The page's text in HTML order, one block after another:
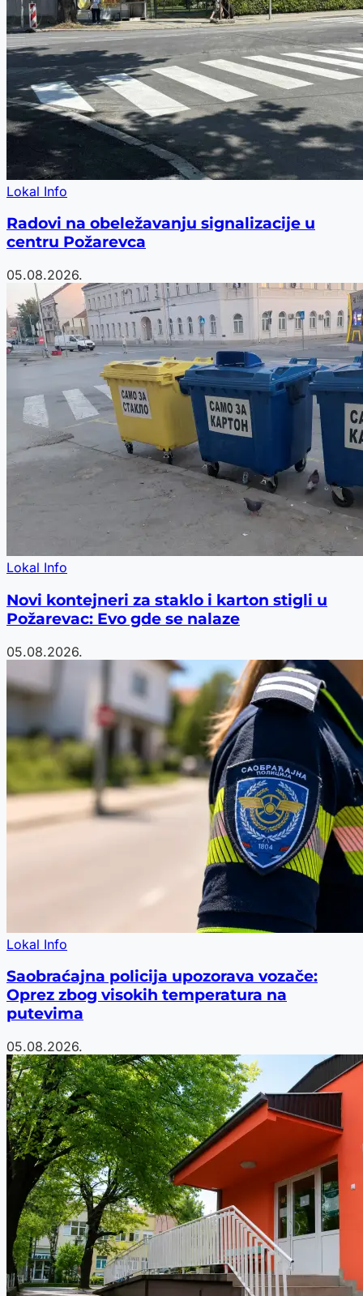
Lokal Info
Radovi na obeležavanju signalizacije u
centru Požarevca
05.08.2026.
Lokal Info
Novi kontejneri za staklo i karton stigli u
Požarevac: Evo gde se nalaze
05.08.2026.
Lokal Info
Saobraćajna policija upozorava vozače:
Oprez zbog visokih temperatura na
putevima
05.08.2026.